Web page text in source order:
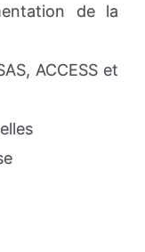
de la
ACCESS et